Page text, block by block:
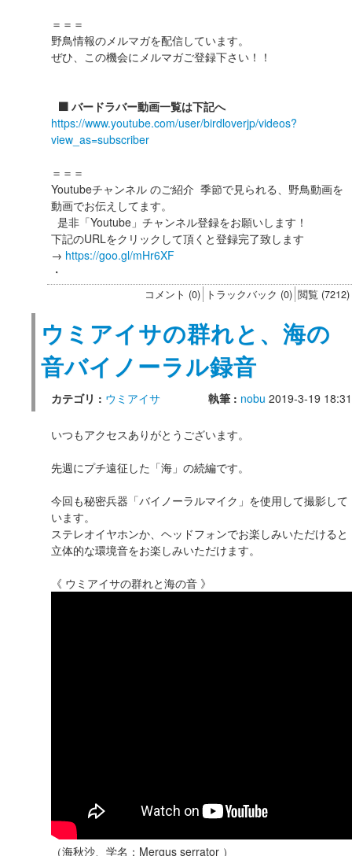
＝＝＝
野鳥情報のメルマガを配信しています。
ぜひ、この機会にメルマガご登録下さい！！
⬛️ バードラバー動画一覧は下記へ
https://www.youtube.com/user/birdloverjp/videos?
view_as=subscriber
＝＝＝
Youtubeチャンネル のご紹介 季節で見られる、野鳥動画を
動画でお伝えしてます。
是非「Youtube」チャンネル登録をお願いします！
下記のURLをクリックして頂くと登録完了致します
→ https://goo.gl/mHr6XF
・
コメント (0) トラックバック (0) 閲覧 (7212)
ウミアイサの群れと、海の
音バイノーラル録音
カテゴリ : ウミアイサ 執筆 : nobu 2019-3-19 18:31
いつもアクセスありがとうございます。
先週にプチ遠征した「海」の続編です。
今回も秘密兵器「バイノーラルマイク」を使用して撮影して
います。
ステレオイヤホンか、ヘッドフォンでお楽しみいただけると
立体的な環境音をお楽しみいただけます。
《 ウミアイサの群れと海の音 》
（海秋沙、学名：Mergus serrator ）